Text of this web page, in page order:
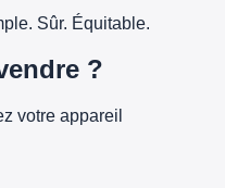
Sûr. Équitable.
?
votre appareil